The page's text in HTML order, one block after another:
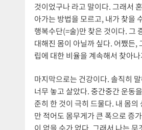
것이었구나 라고 말이다. 그래서
아가는 방법을 모르고, 내가 찾을
행복수단(=술)만 찾은 것이다. 그
대해진 몸이 아닐까 싶다. 어쨌든,
립에 대한 비율을 계속해서 찾아
마지막으로는 건강이다. 솔직히
너무 놓고 살았다. 중간중간 운동
준히 한 것이 극히 드물다. 내 몸의
만 적어도 몸무게가 큰 폭으로 증
이 없을 수가 없다. 그래서 나는 무